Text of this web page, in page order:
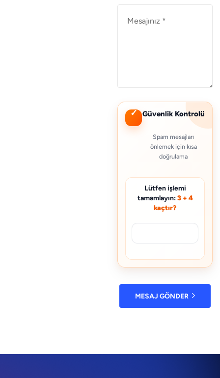
✓ Güvenlik Kontrolü
Spam mesajları
önlemek için kısa
doğrulama
Lütfen işlemi
tamamlayın:3 + 4
kaçtır?
MESAJ GÖNDER